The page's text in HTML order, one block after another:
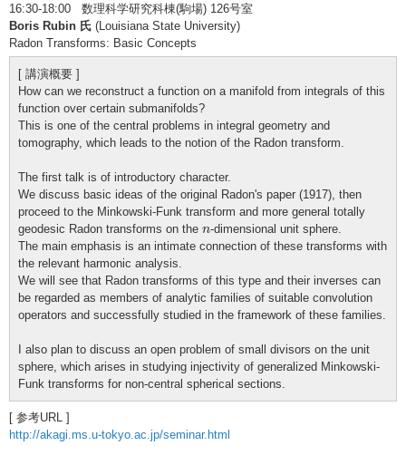
16:30-18:00 数理科学研究科棟(駒場) 126号室
Boris Rubin 氏 (Louisiana State University)
Radon Transforms: Basic Concepts
[ 講演概要 ]
How can we reconstruct a function on a manifold from integrals of this
function over certain submanifolds?
This is one of the central problems in integral geometry and
tomography, which leads to the notion of the Radon transform.
The first talk is of introductory character.
We discuss basic ideas of the original Radon's paper (1917), then
proceed to the Minkowski-Funk transform and more general totally
geodesic Radon transforms on the n
n-dimensional unit sphere.
The main emphasis is an intimate connection of these transforms with
the relevant harmonic analysis.
We will see that Radon transforms of this type and their inverses can
be regarded as members of analytic families of suitable convolution
operators and successfully studied in the framework of these families.
I also plan to discuss an open problem of small divisors on the unit
sphere, which arises in studying injectivity of generalized Minkowski-
Funk transforms for non-central spherical sections.
[ 参考URL ]
http://akagi.ms.u-tokyo.ac.jp/seminar.html